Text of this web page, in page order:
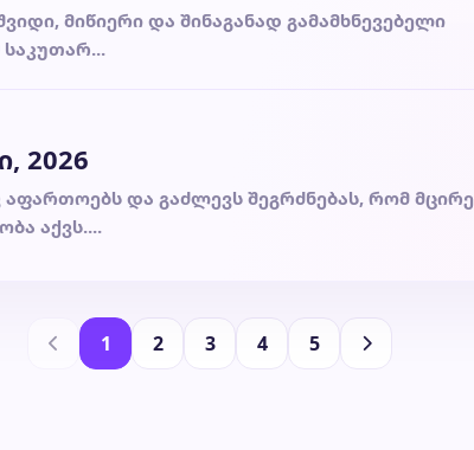
მიწიერი და შინაგანად გამამხნევებელი
2026
და გაძლევს შეგრძნებას, რომ მცირე
აქვს....
1 2 3 4 5